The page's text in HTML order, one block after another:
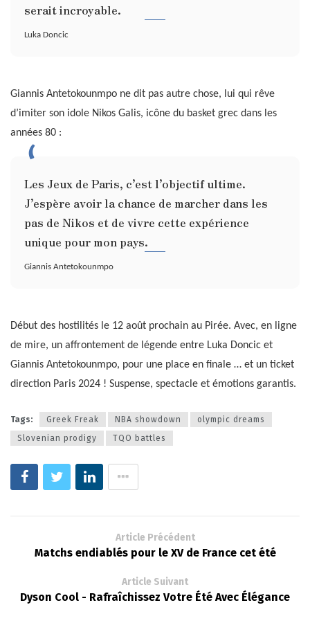
serait incroyable.
Luka Doncic
Giannis Antetokounmpo ne dit pas autre chose, lui qui rêve
d’imiter son idole Nikos Galis, icône du basket grec dans les
années 80 :
Les Jeux de Paris, c’est l’objectif ultime.
J’espère avoir la chance de marcher dans les
pas de Nikos et de vivre cette expérience
unique pour mon pays.
Giannis Antetokounmpo
Début des hostilités le 12 août prochain au Pirée. Avec, en ligne
de mire, un affrontement de légende entre Luka Doncic et
Giannis Antetokounmpo, pour une place en finale … et un ticket
direction Paris 2024 ! Suspense, spectacle et émotions garantis.
Tags: Greek Freak NBA showdown
olympic dreams
Slovenian prodigy
TQO battles
Article Précédent
Matchs endiablés pour le XV de France cet été
Article Suivant
Dyson Cool - Rafraîchissez Votre Été Avec Élégance